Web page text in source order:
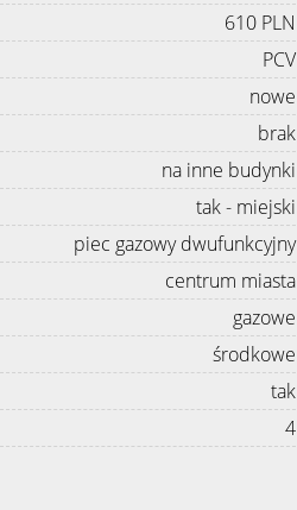
610 PLN
PCV
nowe
brak
na inne budynki
tak - miejski
piec gazowy dwufunkcyjny
centrum miasta
gazowe
środkowe
tak
4